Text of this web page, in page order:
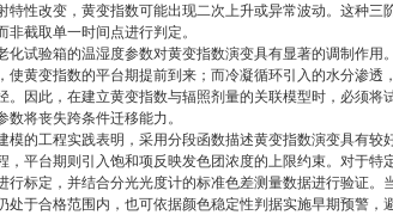
特性改变，黄变指数可能出现二次上升或异常波动。这种
非截取单一时间点进行判定。
化试验箱的温湿度参数对黄变指数演变具有显著的调制作
使黄变指数的平台期提前到来；而冷凝循环引入的水分渗
。因此，在建立黄变指数与辐照剂量的关联模型时，必须
数将丧失跨条件迁移能力。
模的工程实践表明，采用分段函数描述黄变指数演变具有
，平台期则引入饱和项反映发色团浓度的上限约束。对于
行标定，并结合分光光度计的标准色差测量数据进行验证
处于合格范围内，也可依据颜色稳定性判据实施早期预警，